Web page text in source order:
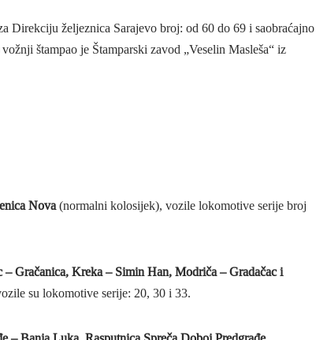
Direkciju željeznica Sarajevo broj: od 60 do 69 i saobraćajno
štampao je Štamparski zavod „Veselin Masleša“ iz
Nova(normalni kolosijek), vozile lokomotive serije broj
Gračanica, Kreka – Simin Han, Modriča – Gradačac i
su lokomotive serije: 20, 30 i 33.